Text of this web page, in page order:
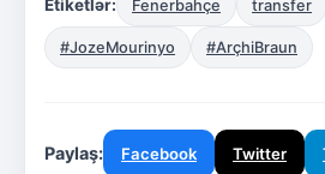
Etiketlər: Fenerbahçe transfer
#JozeMourinyo #ArçhiBraun
Paylaş: Facebook Twitter